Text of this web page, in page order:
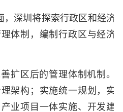
，深圳将探索行政区和经济
体制，编制行政区与经济
扩区后的管理体制机制。
架构；实施统一规划，实
业项目一体实施、开发建